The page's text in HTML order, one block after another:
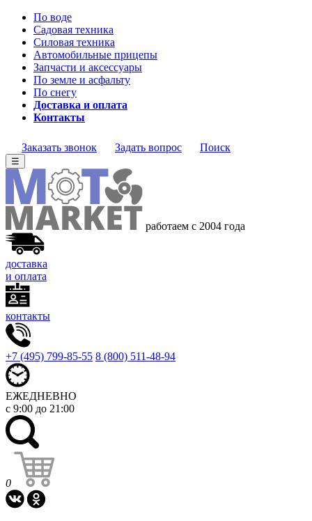
По воде
Садовая техника
Силовая техника
Автомобильные прицепы
Запчасти и аксессуары
По земле и асфальту
По снегу
Доставка и оплата
Контакты
Заказать звонок Задать вопрос Поиск
☰
работаем с 2004 года
доставка
и оплата
контакты
+7 (495) 799-85-55 8 (800) 511-48-94
ЕЖЕДНЕВНО
с 9:00 до 21:00
0